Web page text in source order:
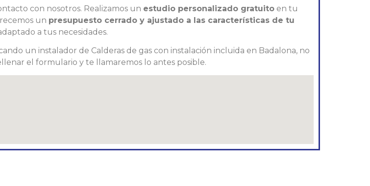
con nosotros. Realizamos un estudio personalizado gratuitoen tu
un presupuesto cerrado y ajustado a las características de tu
a tus necesidades.
un instalador de Calderas de gas con instalación incluida en Badalona, no
el formulario y te llamaremos lo antes posible.